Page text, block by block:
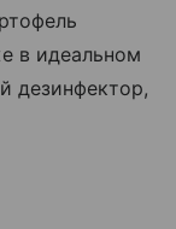
в идеальном
дезинфектор,